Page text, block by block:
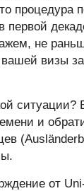
процедура
первой
не
визы
ситуации?
и
от